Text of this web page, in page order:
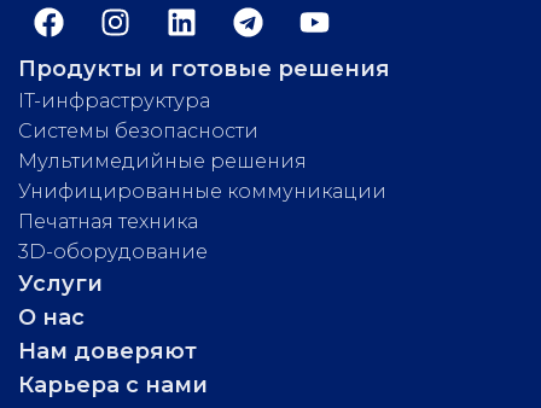
Продукты и готовые решения
IT-инфраструктура
Системы безопасности
Мультимедийные решения
Унифицированные коммуникации
Печатная техника
3D-оборудование
Услуги
О нас
Нам доверяют
Карьера с нами